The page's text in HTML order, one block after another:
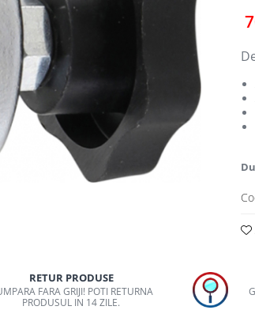
RETUR PRODUSE
FARA GRIJI! POTI RETURNA
PRODUSUL IN 14 ZILE.